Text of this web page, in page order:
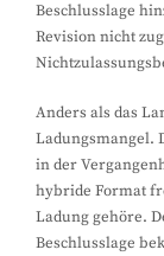
Beschlusslage
Revision nicht
Anders als das
Ladungsmangel.
in der
hybride Format
Ladung gehöre.
Beschlusslage